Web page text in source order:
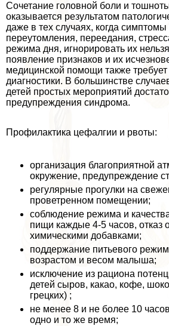
Сочетание головной боли и
оказывается результатом
даже в тех случаях, когда
переутомления, переедания,
режима дня, игнорировать их
появление признаков и их
медицинской помощи также
диагностики. В большинстве
детей простых мероприятий
предупреждения синдрома.
Профилактика цефалгии и рвоты:
организация благоприятной
окружение, предупреждение
регулярные прогулки на
проветренном помещении;
соблюдение режима и
пищи каждые 4-5 часов, отказ
химическими добавками;
поддержание питьевого
возрастом и весом малыша;
исключение из рациона
детей сыров, какао, кофе,
грецких) ;
не менее 8 и не более 10
одно и то же время;